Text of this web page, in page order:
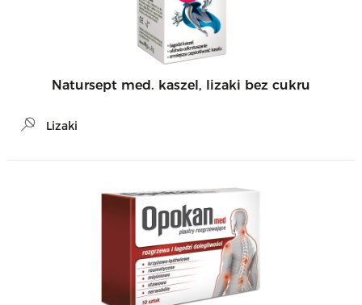
Natursept med. kaszel, lizaki bez cukru
Lizaki